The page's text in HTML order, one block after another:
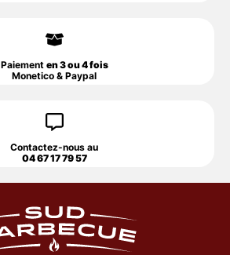
Paiement en 3 ou 4 fois
Monetico & Paypal
Contactez-nous au
04 67 17 79 57